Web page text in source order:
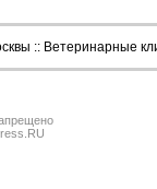
:: Ветеринарные